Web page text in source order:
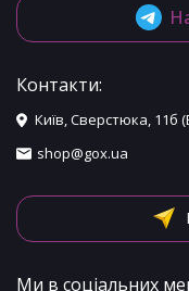
Контакти:
Київ, Сверстюка, 11б
shop@gox.ua
Ми в соціальних